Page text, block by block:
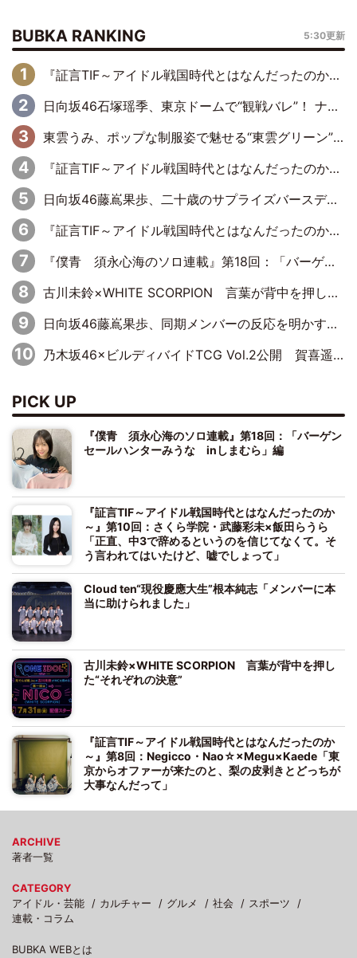
BUBKA RANKING 5:30更新
『証言TIF～アイドル戦国時代とはなんだったのか～』第6回：でんぱ組.inc・古川未鈴×相沢梨紗「『ハロプロやりたかったな』って言ったら、夢眠ねむさんに『てめえはでんぱ組．incなんだよ！』って肩パンされて(笑)」
日向坂46石塚瑶季、東京ドームで“観戦バレ”！ ナイツ・塙も認めた「巨人に詳しすぎるアイドル」は元VENUSスクール生で杉内コーチ推し⁉
東雲うみ、ポップな制服姿で魅せる“東雲グリーン”の正体
『証言TIF～アイドル戦国時代とはなんだったのか～』第8回：Negicco・Nao☆×Megu×Kaede「東京からオファーが来たのと、梨の皮剥きとどっちが大事なんだって」
日向坂46藤嶌果歩、二十歳のサプライズバースデーに大喜び「頼られる先輩になれるように努力していきたい」
『証言TIF～アイドル戦国時代とはなんだったのか～』第10回：さくら学院・武藤彩未×飯田らうら「正直、中3で辞めるというのを信じてなくて。そう言われてはいたけど、嘘でしょって」
『僕青 須永心海のソロ連載』第18回：「バーゲンセールハンターみうな inしまむら」編
古川未鈴×WHITE SCORPION 言葉が背中を押した“それぞれの決意”
日向坂46藤嶌果歩、同期メンバーの反応を明かす「『大人になりましたね』と言って見てくれました」
乃木坂46×ビルディバイドTCG Vol.2公開 賀喜遥香＆田村真佑が『京まふ』ステージに登壇
PICK UP
『僕青 須永心海のソロ連載』第18回：「バーゲン
セールハンターみうな inしまむら」編
『証言TIF～アイドル戦国時代とはなんだったのか
～』第10回：さくら学院・武藤彩未×飯田らうら
「正直、中3で辞めるというのを信じてなくて。そ
う言われてはいたけど、嘘でしょって」
Cloud ten“現役慶應大生”根本純志「メンバーに本
当に助けられました」
古川未鈴×WHITE SCORPION 言葉が背中を押し
た“それぞれの決意”
『証言TIF～アイドル戦国時代とはなんだったのか
～』第8回：Negicco・Nao☆×Megu×Kaede「東
京からオファーが来たのと、梨の皮剥きとどっちが
大事なんだって」
ARCHIVE
著者一覧
CATEGORY
アイドル・芸能
カルチャー グルメ 社会
スポーツ
連載・コラム
BUBKA WEBとは